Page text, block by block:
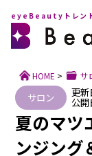
eyeBeautyトレン
HOME > サ
サロン 更新
公開
夏のマツ
ンジング